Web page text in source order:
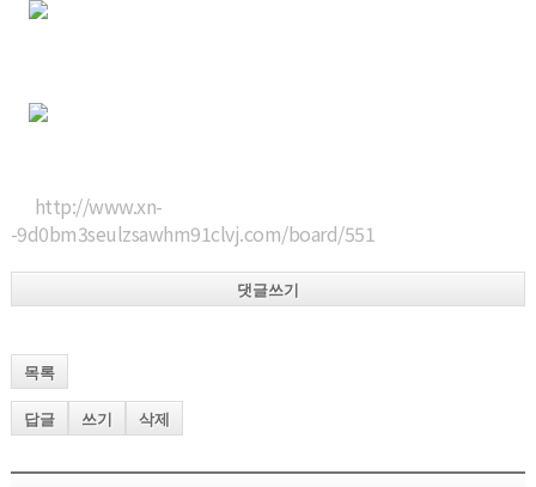
http://www.xn-
-9d0bm3seulzsawhm91clvj.com/board/551
댓글쓰기
목록
답글 쓰기 삭제